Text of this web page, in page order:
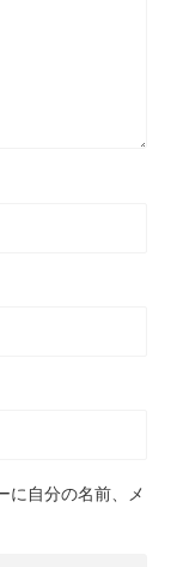
に自分の名前、メ